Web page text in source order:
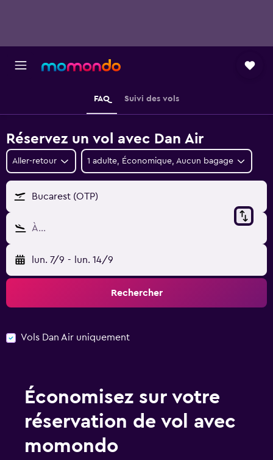
FAQ Suivi des vols
Réservez un vol avec Dan Air
Aller-retour 1 adulte, Économique, Aucun bagage
Bucarest (OTP)
À…
lun. 7/9 - lun. 14/9
Rechercher
Vols Dan Air uniquement
Économisez sur votre
réservation de vol avec
momondo